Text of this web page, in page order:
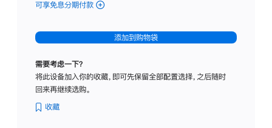
可享免息分期付款 (Studio
-
标
璃
添加到购物袋
需要考虑一下？
将此设备加入你的收藏，即可先保留全部配置选择，之后随时
回来再继续选购。
收藏